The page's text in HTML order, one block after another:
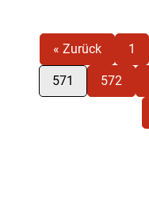
« Zurück 1
571 572